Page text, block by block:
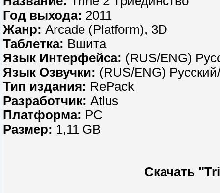
Год выхода: 2011
Жанр: Arcade (Platform), 3D
Таблетка: Вшита
Язык Интерфейса: (RUS/ENG)
Язык Озвучки: (RUS/ENG)
Тип издания: RePack
Разработчик: Atlus
Платформа: PC
Размер: 1,11 GB
Скачать